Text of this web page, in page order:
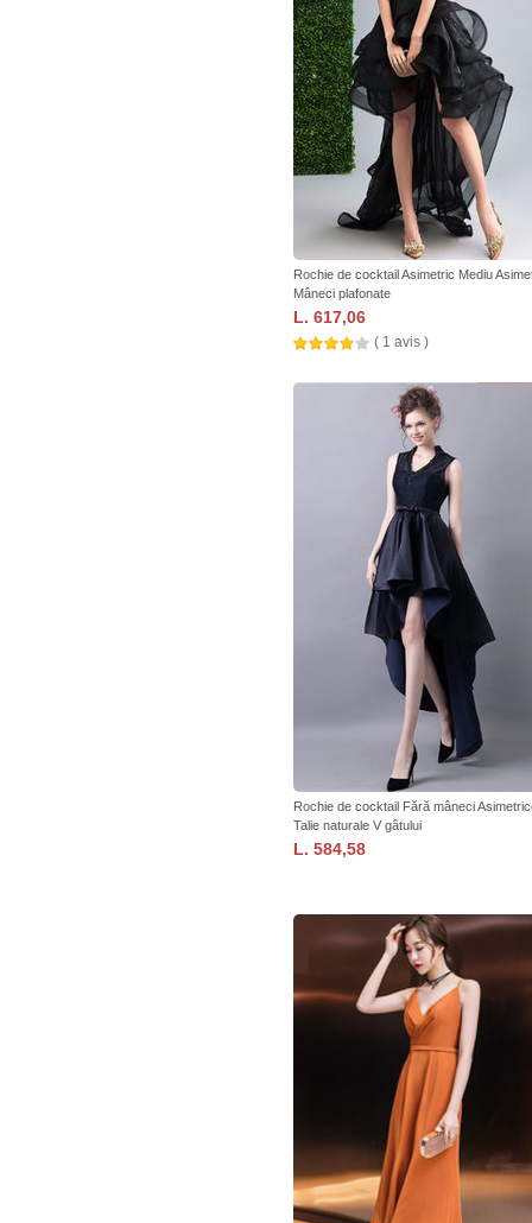
Rochie de cocktail Asimetric Mediu
Mâneci plafonate
L. 617,06
( 1 avis )
Rochie de cocktail Fără mâneci
Talie naturale V gâtului
L. 584,58